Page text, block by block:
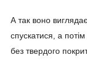
А так воно
спускатися, а
без твердого